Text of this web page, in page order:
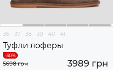
36 37 38 39 40 41
Туфли лоферы
3989 грн
5698 грн